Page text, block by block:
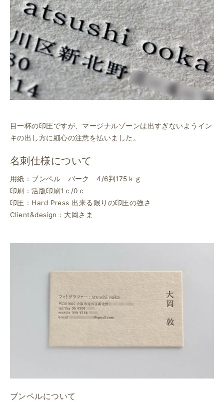
目一杯の印圧ですが、マージナルゾーンは出すぎないようイン
キの出し方に細心の注意を払いました。
名刺仕様について
用紙：ブンペル バーク 4/6判175ｋｇ
印刷：活版印刷1ｃ/0ｃ
印圧：Hard Press 出来る限りの印圧の強さ
Client&design：大岡さま
ブンペルについて